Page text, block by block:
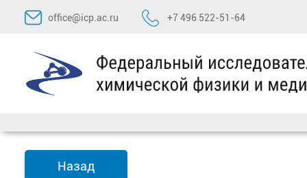
Перейти
содержимому
office@icp.ac.ru +7 496 522-51-64
Назад